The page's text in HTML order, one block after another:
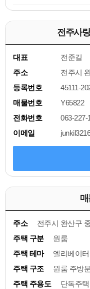
전주사
대표
전준길
주소
전주시
등록번호
45111-
매물번호
Y65822
전화번호
063-227-
이메일
매
주소
전주시 완산구
주택 구분
원룸
주택 테마
엘리베이
주택 구조
원룸 주방
주택 주용도
단독주택